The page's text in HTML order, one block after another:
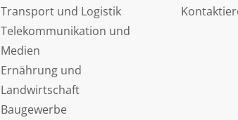
Transport und Logistik
Telekommunikation und
Medien
Ernährung und
Landwirtschaft
Baugewerbe